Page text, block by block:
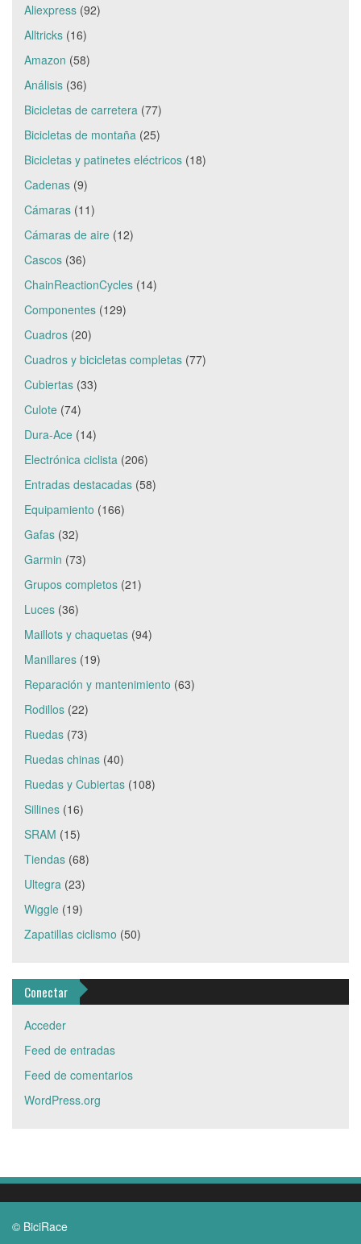
Aliexpress (92)
Alltricks (16)
Amazon (58)
Análisis (36)
Bicicletas de carretera (77)
Bicicletas de montaña (25)
Bicicletas y patinetes eléctricos (18)
Cadenas (9)
Cámaras (11)
Cámaras de aire (12)
Cascos (36)
ChainReactionCycles (14)
Componentes (129)
Cuadros (20)
Cuadros y bicicletas completas (77)
Cubiertas (33)
Culote (74)
Dura-Ace (14)
Electrónica ciclista (206)
Entradas destacadas (58)
Equipamiento (166)
Gafas (32)
Garmin (73)
Grupos completos (21)
Luces (36)
Maillots y chaquetas (94)
Manillares (19)
Reparación y mantenimiento (63)
Rodillos (22)
Ruedas (73)
Ruedas chinas (40)
Ruedas y Cubiertas (108)
Sillines (16)
SRAM (15)
Tiendas (68)
Ultegra (23)
Wiggle (19)
Zapatillas ciclismo (50)
Conectar
Acceder
Feed de entradas
Feed de comentarios
WordPress.org
© BiciRace